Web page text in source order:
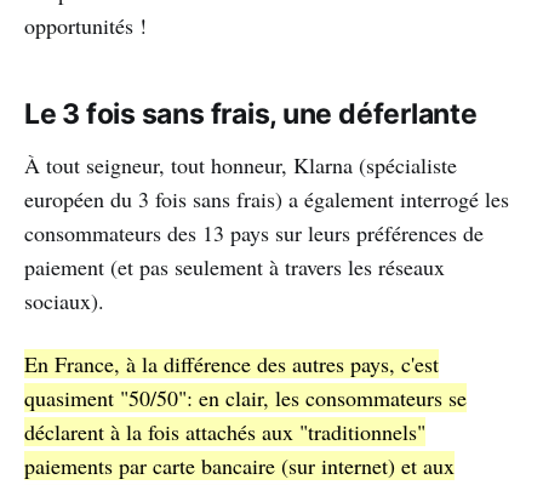
opportunités !
Le 3 fois sans frais, une déferlante
À tout seigneur, tout honneur, Klarna (spécialiste
européen du 3 fois sans frais) a également interrogé les
consommateurs des 13 pays sur leurs préférences de
paiement (et pas seulement à travers les réseaux
sociaux).
En France, à la différence des autres pays, c'est
quasiment "50/50": en clair, les consommateurs se
déclarent à la fois attachés aux "traditionnels"
paiements par carte bancaire (sur internet) et aux